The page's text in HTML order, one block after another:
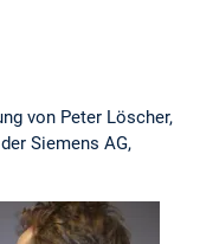
von Peter Löscher,
Siemens AG,